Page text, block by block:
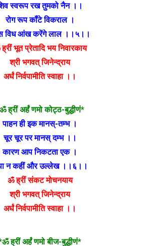
स्वरूप रख तुमको नैन ।।
रोग रूप कॉंटे विकराल ।
विध आंख करेंगे लाल ।।५।।
भूत प्रेतादि भय निवारकाय
श्री भगवत् जिनेन्द्राय
अर्घं निर्वपामीति स्वाहा ।।
ह्रीं अर्हं णमो कोट्ठ-बुद्धीणं*
पाहन ही इक मानस्-तम्भ ।
चूर चूर पर मानस् दम्भ ।।
कारण आप निकटता एक ।
न कहीं और उल्लेख ।।६।।
ॐ ह्रीं संकट मोचनयाय
श्री भगवत् जिनेन्द्राय
अर्घं निर्वपामीति स्वाहा ।।
ह्रीं अर्हं णमो बीज-बुद्धीणं*